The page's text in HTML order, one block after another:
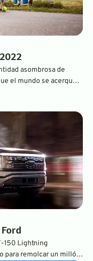
asombrosa de
el mundo se acerque
150 Lightning
para remolcar un millón